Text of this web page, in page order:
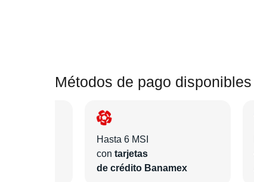
Métodos de pago disponibles
Hasta 6 MSI
con tarjetas
de crédito Banamex